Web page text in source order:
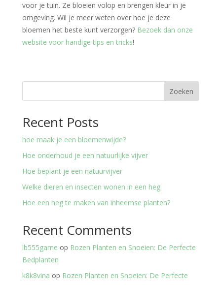
voor je tuin. Ze bloeien volop en brengen kleur in je
omgeving. Wil je meer weten over hoe je deze
bloemen het beste kunt verzorgen? Bezoek dan onze
website voor handige tips en tricks!
Zoeken
Recent Posts
hoe maak je een bloemenwijde?
Hoe onderhoud je een natuurlijke vijver
Hoe beplant je een natuurvijver
Welke dieren en insecten wonen in een heg
Hoe een heg te maken van inheemse planten?
Recent Comments
lb555game op Rozen Planten en Snoeien: De Perfecte
Bedplanten
k8k8vina op Rozen Planten en Snoeien: De Perfecte